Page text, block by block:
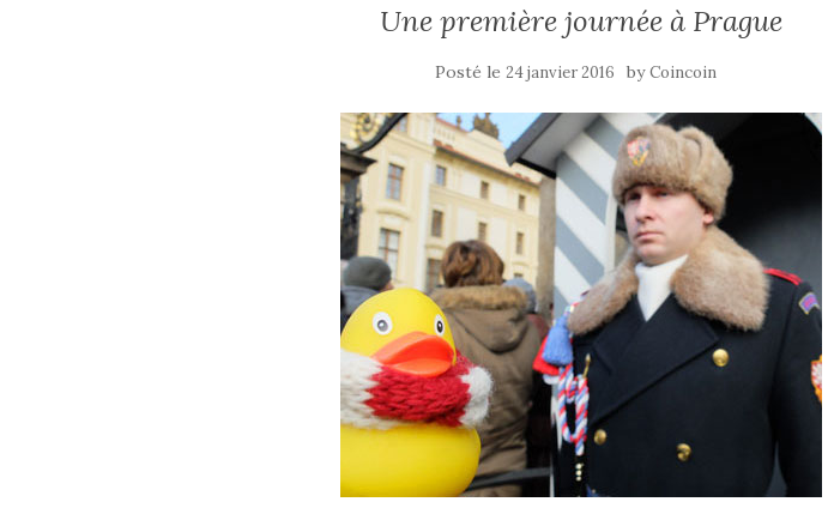
Une première journée à Prague
Posté le 24 janvier 2016 byCoincoin